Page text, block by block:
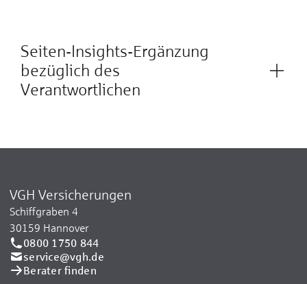
Seiten-Insights-Ergänzung
bezüglich des
Verantwortlichen
VGH Versicherungen
Schiffgraben 4
30159 Hannover
0800 1750 844
service@vgh.de
Berater finden